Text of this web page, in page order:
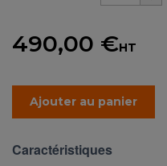
490,00 €HT
Ajouter au panier
Caractéristiques